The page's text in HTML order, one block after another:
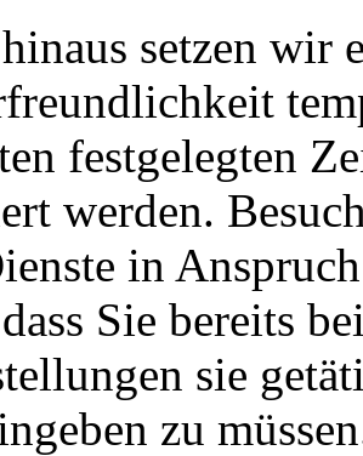
setzen wir
festgelegten
werden.
in
Sie bereits
sie
zu